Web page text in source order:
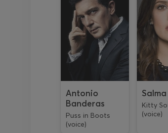
Antonio
Banderas
Puss in Boots
(voice)
Kitty
(voice)